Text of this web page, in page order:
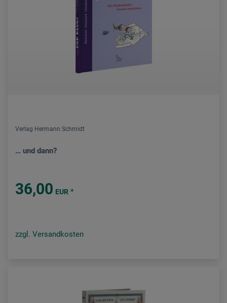
Verlag Hermann Schmidt
… und dann?
36,00 EUR *
zzgl. Versandkosten